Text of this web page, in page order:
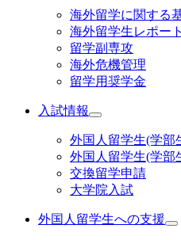
海外留学に関する
海外留学生レポート
留学副専攻
海外危機管理
留学用奨学金
入試情報
外国人留学生(学部
外国人留学生(学部
交換留学申請
大学院入試
外国人留学生への支援